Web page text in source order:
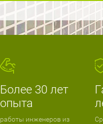
Более 30 лет
опыта
работы инженеров из